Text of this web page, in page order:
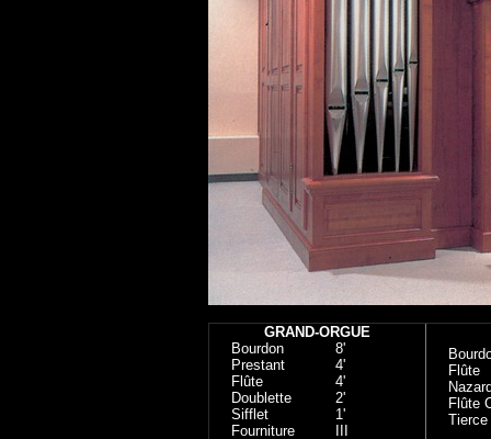
GRAND-ORGUE
Bourdon
8'
Prestant
4'
Flûte
4'
Doublette
2'
Sifflet
1'
Fourniture
Flûte
Flûte
Tierce